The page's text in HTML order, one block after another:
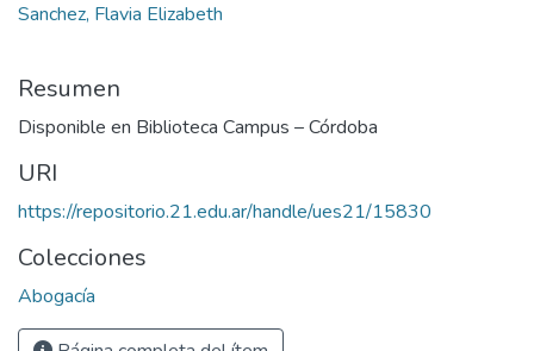
Sanchez, Flavia Elizabeth
Resumen
Disponible en Biblioteca Campus – Córdoba
URI
https://repositorio.21.edu.ar/handle/ues21/15830
Colecciones
Abogacía